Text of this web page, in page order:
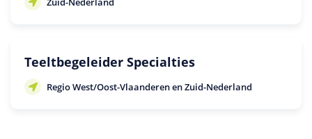
Teeltbegeleider Specialties
Regio West/Oost-Vlaanderen en Zuid-Nederland